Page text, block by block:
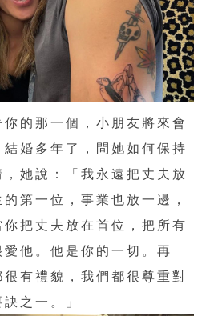
你的那一個，小朋友將來會
婚多年了，問她如何保持
她說：「我永遠把丈夫放
第一位，事業也放一邊，
把丈夫放在首位，把所有
他。他是你的一切。再
有禮貌，我們都很尊重對
之一。」